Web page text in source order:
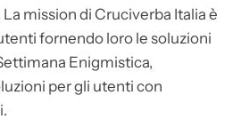
mission di Cruciverba Italia è
fornendo loro le soluzioni
Enigmistica,
per gli utenti con